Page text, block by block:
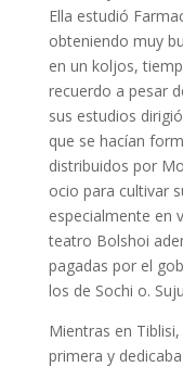
Ella estudió
obteniendo muy
en un koljos,
recuerdo a pesar
sus estudios
que se hacían
distribuidos por
ocio para cultivar
especialmente en
teatro Bolshoi
pagadas por el
los de Sochi o.
Mientras en
primera y